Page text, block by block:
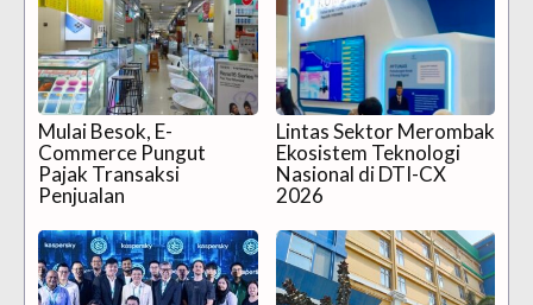
Mulai Besok, E-
Commerce Pungut
Pajak Transaksi
Penjualan
Lintas Sektor Merombak
Ekosistem Teknologi
Nasional di DTI-CX
2026